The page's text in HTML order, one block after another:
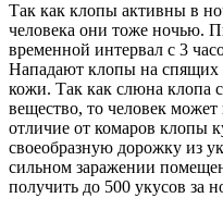
Так как клопы активны в
человека они тоже ночью.
временной интервал с 3
Нападают клопы на спящих
кожи. Так как слюна клопа
вещество, то человек может
отличие от комаров клопы
своеобразную дорожку из
сильном заражении
получить до 500 укусов за